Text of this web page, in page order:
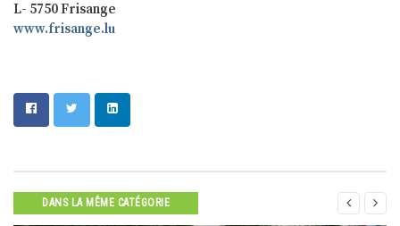
L- 5750 Frisange
www.frisange.lu
DANS LA MÊME CATÉGORIE  